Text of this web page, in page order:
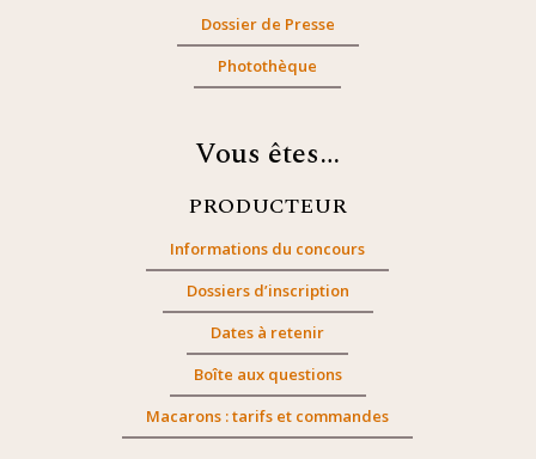
Dossier de Presse
Photothèque
Vous êtes…
PRODUCTEUR
Informations du concours
Dossiers d’inscription
Dates à retenir
Boîte aux questions
Macarons : tarifs et commandes